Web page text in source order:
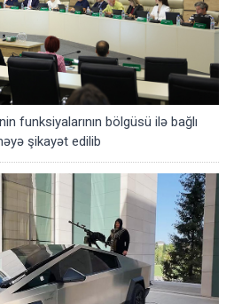
funksiyalarının bölgüsü ilə bağlı
şikayət edilib